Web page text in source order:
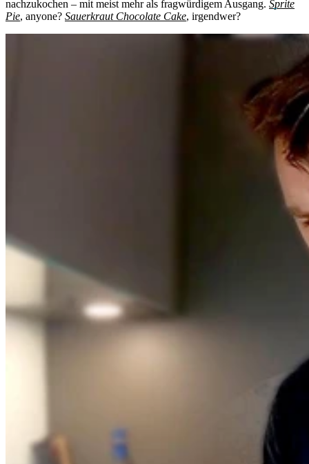
nachzukochen – mit meist mehr als fragwürdigem Ausgang. Sprite
Pie, anyone? Sauerkraut Chocolate Cake, irgendwer?